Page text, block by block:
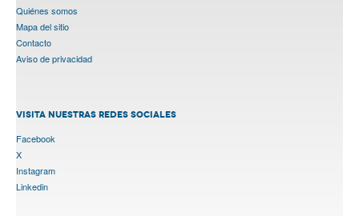
Quiénes somos
Mapa del sitio
Contacto
Aviso de privacidad
VISITA NUESTRAS REDES SOCIALES
Facebook
X
Instagram
Linkedin